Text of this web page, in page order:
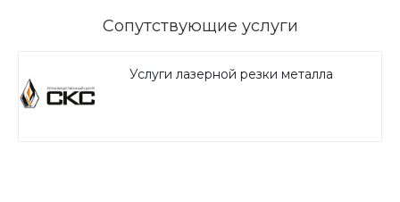
Сопутствующие услуги
Услуги лазерной резки металла